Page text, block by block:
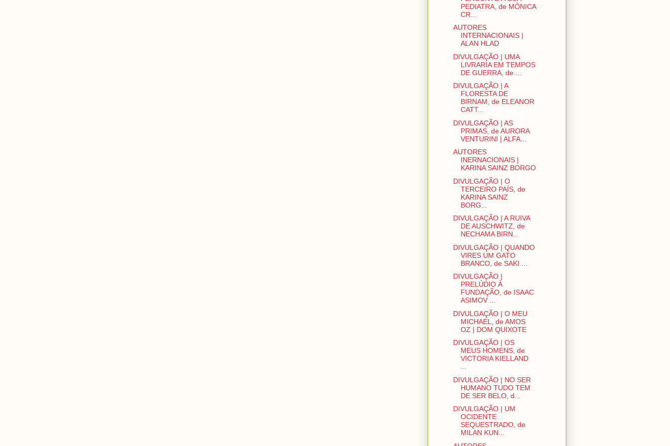
PEDIATRA, de MÓNICA
CR...
AUTORES
INTERNACIONAIS |
ALAN HLAD
DIVULGAÇÃO | UMA
LIVRARIA EM TEMPOS
DE GUERRA, de ...
DIVULGAÇÃO | A
FLORESTA DE
BIRNAM, de ELEANOR
CATT...
DIVULGAÇÃO | AS
PRIMAS, de AURORA
VENTURINI | ALFA...
AUTORES
INERNACIONAIS |
KARINA SAINZ BORGO
DIVULGAÇÃO | O
TERCEIRO PAÍS, de
KARINA SAINZ
BORG...
DIVULGAÇÃO | A RUIVA
DE AUSCHWITZ, de
NECHAMA BIRN...
DIVULGAÇÃO | QUANDO
VIRES UM GATO
BRANCO, de SAKI ...
DIVULGAÇÃO |
PRELÚDIO À
FUNDAÇÃO, de ISAAC
ASIMOV ...
DIVULGAÇÃO | O MEU
MICHAEL, de AMOS
OZ | DOM QUIXOTE
DIVULGAÇÃO | OS
MEUS HOMENS, de
VICTORIA KIELLAND
...
DIVULGAÇÃO | NO SER
HUMANO TUDO TEM
DE SER BELO, d...
DIVULGAÇÃO | UM
OCIDENTE
SEQUESTRADO, de
MILAN KUN...